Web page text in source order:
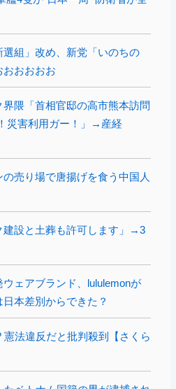
選組」改め、新党「いのちの
おおおおお
界隈「首相官邸の高市熊本訪問
災害利用ガー！」→産経
の売り場で唐揚げを食う中国人
建設と土葬も許可します」→3
ウェアブランド、lululemonが
本差別からできた？
法違反だと批判殺到【さくら